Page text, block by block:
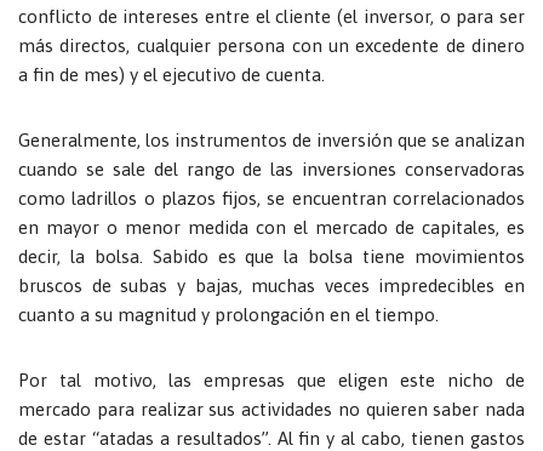
conflicto de intereses entre el cliente (el inversor, o para ser
más directos, cualquier persona con un excedente de dinero
a fin de mes) y el ejecutivo de cuenta.
Generalmente, los instrumentos de inversión que se analizan
cuando se sale del rango de las inversiones conservadoras
como ladrillos o plazos fijos, se encuentran correlacionados
en mayor o menor medida con el mercado de capitales, es
decir, la bolsa. Sabido es que la bolsa tiene movimientos
bruscos de subas y bajas, muchas veces impredecibles en
cuanto a su magnitud y prolongación en el tiempo.
Por tal motivo, las empresas que eligen este nicho de
mercado para realizar sus actividades no quieren saber nada
de estar “atadas a resultados”. Al fin y al cabo, tienen gastos